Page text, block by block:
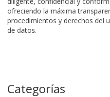
ofreciendo la máxima
procedimientos y derechos del
de datos.
Categorías